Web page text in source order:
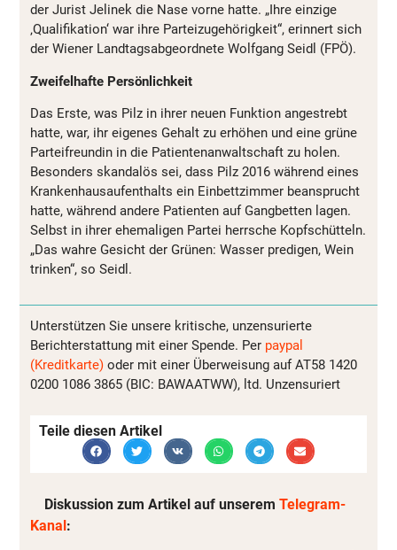
der Jurist Jelinek die Nase vorne hatte. „Ihre einzige
‚Qualifikation‘ war ihre Parteizugehörigkeit“, erinnert sich
der Wiener Landtagsabgeordnete Wolfgang Seidl (FPÖ).
Zweifelhafte Persönlichkeit
Das Erste, was Pilz in ihrer neuen Funktion angestrebt
hatte, war, ihr eigenes Gehalt zu erhöhen und eine grüne
Parteifreundin in die Patientenanwaltschaft zu holen.
Besonders skandalös sei, dass Pilz 2016 während eines
Krankenhausaufenthalts ein Einbettzimmer beansprucht
hatte, während andere Patienten auf Gangbetten lagen.
Selbst in ihrer ehemaligen Partei herrsche Kopfschütteln.
„Das wahre Gesicht der Grünen: Wasser predigen, Wein
trinken“, so Seidl.
Unterstützen Sie unsere kritische, unzensurierte
Berichterstattung mit einer Spende. Per paypal
(Kreditkarte) oder mit einer Überweisung auf AT58 1420
0200 1086 3865 (BIC: BAWAATWW), ltd. Unzensuriert
Teile diesen Artikel
Diskussion zum Artikel auf unserem Telegram-
Kanal: